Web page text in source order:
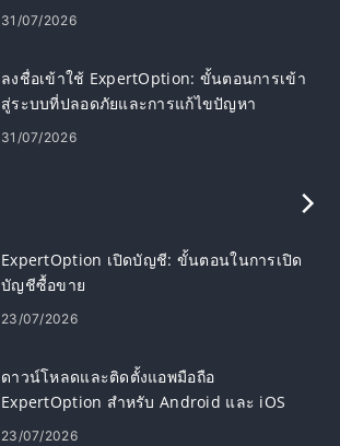
Cryptocurrency
31/07/2026
ลงชื่อเข้าใช้ ExpertOption: ขั้นตอนการเข้า
สู่ระบบที่ปลอดภัยและการแก้ไขปัญหา
31/07/2026
ExpertOption เปิดบัญชี: ขั้นตอนในการเปิด
บัญชีซื้อขาย
23/07/2026
ดาวน์โหลดและติดตั้งแอพมือถือ
ExpertOption สำหรับ Android และ iOS
23/07/2026